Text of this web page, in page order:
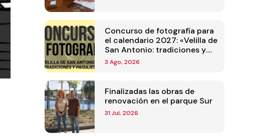
Concurso de fotografía para
el calendario 2027: «Velilla de
San Antonio: tradiciones y
paisajes»
3 Ago, 2026
Finalizadas las obras de
renovación en el parque Sur
31 Jul, 2026